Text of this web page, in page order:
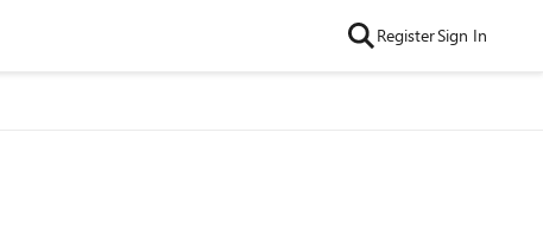
RegisterSign In